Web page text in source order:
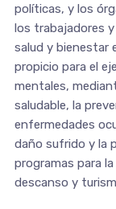
políticas, y los
los trabajadores
salud y bienestar
propicio para el
mentales,
saludable, la
enfermedades
daño sufrido y la
programas para
descanso y